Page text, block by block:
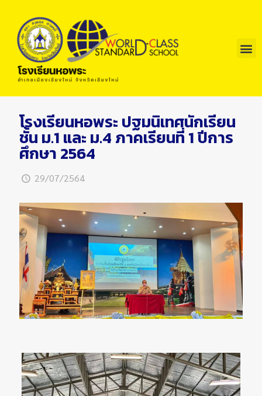
โรงเรียนหอพระ ปฐมนิเทศนักเรียน
ชั้น ม.1 และ ม.4 ภาคเรียนที่ 1 ปีการ
ศึกษา 2564
29/07/2564